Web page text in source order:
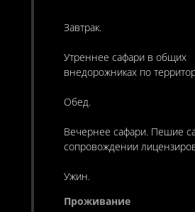
Завтрак.
Утреннее сафари в общих
внедорожниках по
Обед.
Вечернее сафари. Пешие
сопровождении
Ужин.